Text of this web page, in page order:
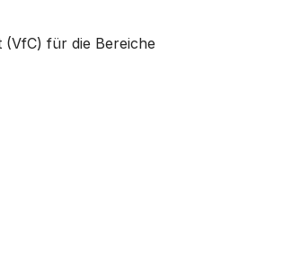
(VfC) für die Bereiche